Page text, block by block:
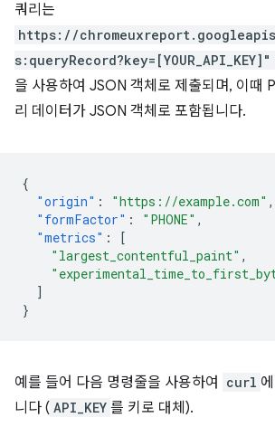
쿼리는
https://
s:queryRecord?key=[YOUR_API_KEY]"
을 사용하여 JSON 객체로 제출되며, 이때
리 데이터가 JSON 객체로 포함됩니다.
{
"origin" : "https://example.com" ,
"formFactor" : "PHONE" ,
"metrics" :
[
"largest_contentful_paint" ,
]
}
예를 들어 다음 명령줄을 사용하여 curl
니다 ( API_KEY 를 키로 대체).